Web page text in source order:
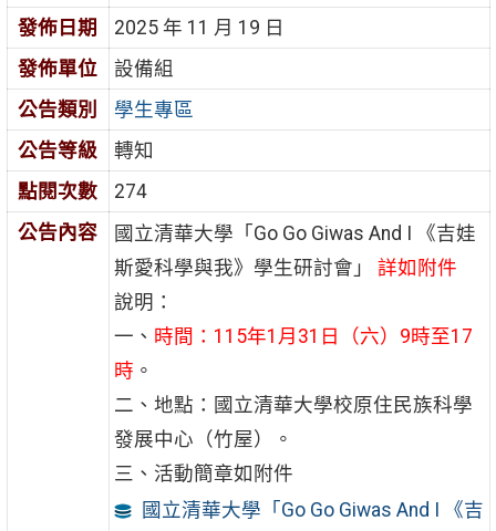
發佈日期
2025 年 11 月 19 日
發佈單位
設備組
公告類別
學生專區
公告等級
轉知
點閱次數
274
公告內容
國立清華大學「Go Go Giwas And I 《吉娃
斯愛科學與我》學生研討會」 詳如附件
說明：
一、 時間：115年1月31日（六）9時至17
時 。
二、地點：國立清華大學校原住民族科學
發展中心（竹屋）。
三、活動簡章如附件
國立清華大學「Go Go Giwas And I 《吉